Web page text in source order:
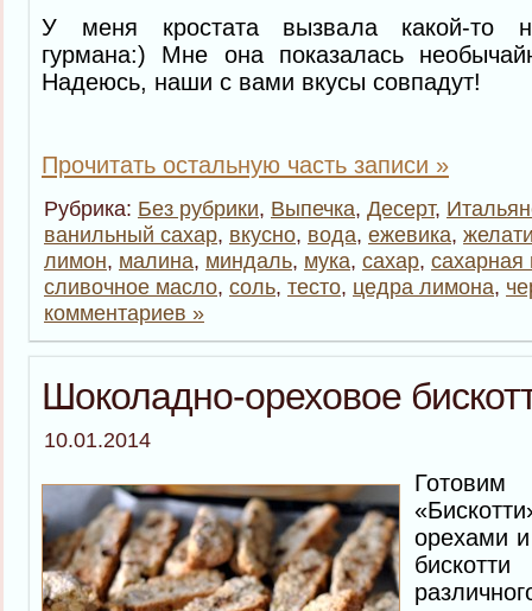
У меня кростата вызвала какой-то
гурмана:) Мне она показалась
Надеюсь, наши с вами вкусы совпадут!
Прочитать остальную часть записи »
Рубрика: Без рубрики, Выпечка, Десерт,
ванильный сахар, вкусно, вода, ежевика,
лимон, малина, миндаль, мука, сахар, сахарная
сливочное масло, соль, тесто, цедра лимона,
комментариев »
Шоколадно-ореховое
10.01.2014
Готовим
орехами